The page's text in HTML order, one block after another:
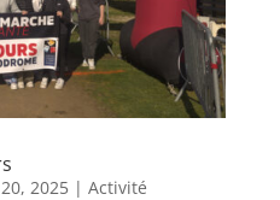
2025| Activité